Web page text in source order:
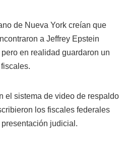
de Nueva York creían que
a Jeffrey Epstein
en realidad guardaron un
el sistema de video de respaldo
los fiscales federales
judicial.